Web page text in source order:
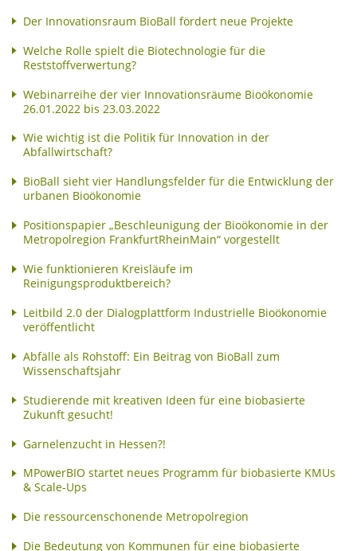
Der Innovationsraum BioBall fördert neue Projekte
Welche Rolle spielt die Biotechnologie für die
Reststoffverwertung?
Webinarreihe der vier Innovationsräume Bioökonomie
26.01.2022 bis 23.03.2022
Wie wichtig ist die Politik für Innovation in der
Abfallwirtschaft?
BioBall sieht vier Handlungsfelder für die Entwicklung der
urbanen Bioökonomie
Positionspapier „Beschleunigung der Bioökonomie in der
Metropolregion FrankfurtRheinMain“ vorgestellt
Wie funktionieren Kreisläufe im
Reinigungsproduktbereich?
Leitbild 2.0 der Dialogplattform Industrielle Bioökonomie
veröffentlicht
Abfälle als Rohstoff: Ein Beitrag von BioBall zum
Wissenschaftsjahr
Studierende mit kreativen Ideen für eine biobasierte
Zukunft gesucht!
Garnelenzucht in Hessen?!
MPowerBIO startet neues Programm für biobasierte KMUs
& Scale-Ups
Die ressourcenschonende Metropolregion
Die Bedeutung von Kommunen für eine biobasierte